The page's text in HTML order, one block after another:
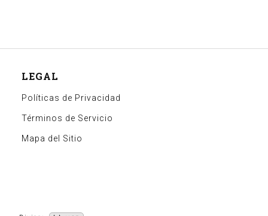
LEGAL
Políticas de Privacidad
Términos de Servicio
Mapa del Sitio